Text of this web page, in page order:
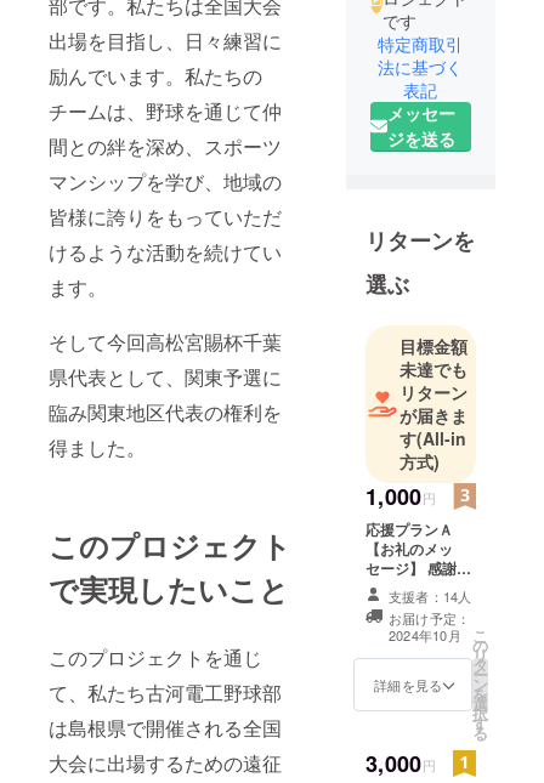
部です。私たちは全国大会
出場を目指し、日々練習に
励んでいます。私たちの
チームは、野球を通じて仲
間との絆を深め、スポーツ
マンシップを学び、地域の
皆様に誇りをもっていただ
けるような活動を続けてい
ます。
そして今回高松宮賜杯千葉
県代表として、関東予選に
臨み関東地区代表の権利を
得ました。
このプロジェクト
で実現したいこと
このプロジェクトを通じ
て、私たち古河電工野球部
は島根県で開催される全国
大会に出場するための遠征
です
特定商取引
法に基づく
表記
メッセー
ジを送る
リターンを
選ぶ
目標金額
未達でも
リターン
が届きま
す(All-in
方式)
1,000円
応援プランＡ
【お礼のメッ
セージ】 感謝の
気持ちを込め
て、お礼のメッ
セージをお送り
します。 1,000
円/ 3,000
円/5,000
円/30,000円のリ
容になります。
支援者：14人
お届け予定：
2024年10月
詳細を見る
こ
の
リ
タ
ー
ン
を
選
択
す
る
3,000円